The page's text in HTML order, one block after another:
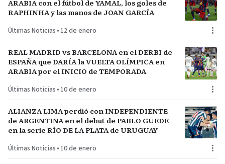
ARABIA con el fútbol de YAMAL, los goles de
RAPHINHA y las manos de JOAN GARCÍA
Últimas Noticias • 12 de enero
REAL MADRID vs BARCELONA en el DERBI de
ESPAÑA que DARÍA la VUELTA OLÍMPICA en
ARABIA por el INICIO de TEMPORADA
Últimas Noticias • 10 de enero
ALIANZA LIMA perdió con INDEPENDIENTE
de ARGENTINA en el debut de PABLO GUEDE
en la serie RÍO DE LA PLATA de URUGUAY
Últimas Noticias • 10 de enero